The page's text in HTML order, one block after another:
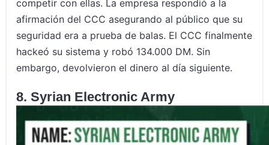
competir con ellas. La empresa respondió a la
afirmación del CCC asegurando al público que su
seguridad era a prueba de balas. El CCC finalmente
hackeó su sistema y robó 134.000 DM. Sin
embargo, devolvieron el dinero al día siguiente.
8. Syrian Electronic Army